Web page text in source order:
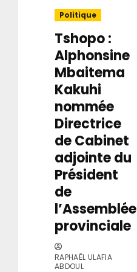
Politique
Tshopo :
Alphonsine
Mbaitema
Kakuhi
nommée
Directrice
de Cabinet
adjointe du
Président
de
l’Assemblée
provinciale
RAPHAËL ULAFIA
ABDOUL